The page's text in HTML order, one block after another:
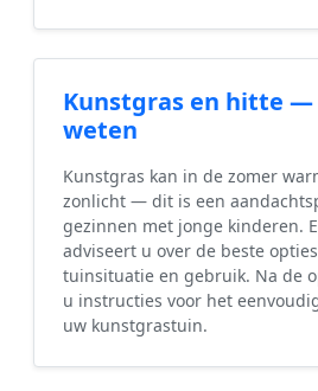
Kunstgras en hitte
weten
Kunstgras kan in de zomer
zonlicht — dit is een
gezinnen met jonge kinderen.
adviseert u over de beste
tuinsituatie en gebruik. Na de
u instructies voor het
uw kunstgrastuin.